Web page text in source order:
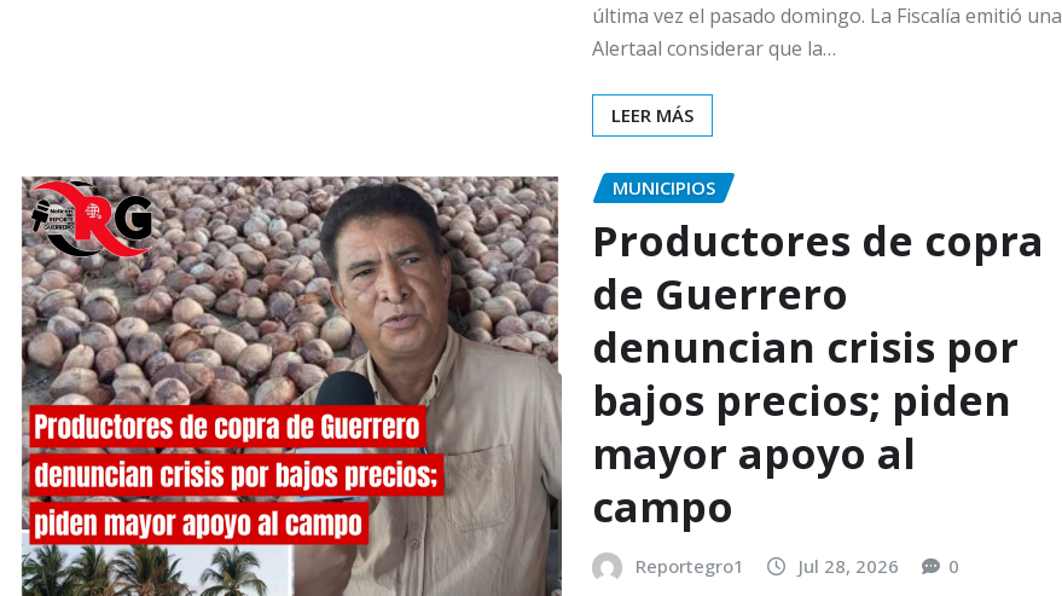
última vez el pasado domingo. La Fiscalía emitió una
Alertaal considerar que la…
LEER MÁS
MUNICIPIOS
Productores de copra
de Guerrero
denuncian crisis por
bajos precios; piden
mayor apoyo al
campo
Reportegro1 Jul 28, 2026 0